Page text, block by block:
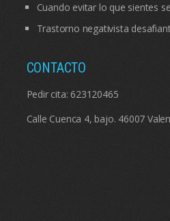
Cuando evitar lo que sientes
Trastorno negativista
CONTACTO
Pedir cita: 623120465
Calle Cuenca 4, bajo. 46007